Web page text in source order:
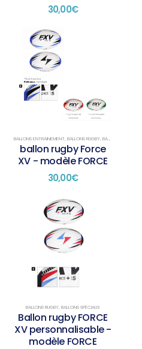
30,00€
BALLONS ENTRAINEMENT, BALLONS RUGBY, BALLONS TAILLE 3
ballon rugby Force
XV - modèle FORCE
30,00€
BALLONS RUGBY, BALLONS SPÉCIAUX
Ballon rugby FORCE
XV personnalisable -
modèle FORCE